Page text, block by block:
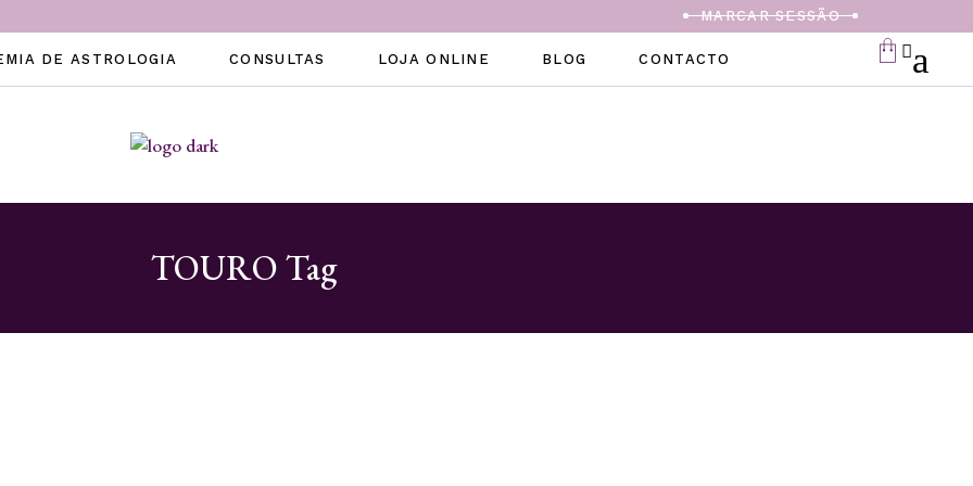
MARCAR SESSÃO
DE ASTROLOGIA CONSULTAS LOJA ONLINE BLOG CONTACTO
TOURO Tag